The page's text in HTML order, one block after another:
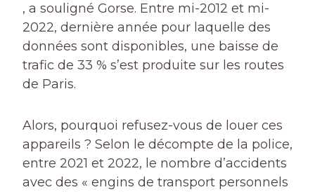
, a souligné Gorse. Entre mi-2012 et mi-
2022, dernière année pour laquelle des
données sont disponibles, une baisse de
trafic de 33 % s’est produite sur les routes
de Paris.
Alors, pourquoi refusez-vous de louer ces
appareils ? Selon le décompte de la police,
entre 2021 et 2022, le nombre d’accidents
avec des « engins de transport personnels